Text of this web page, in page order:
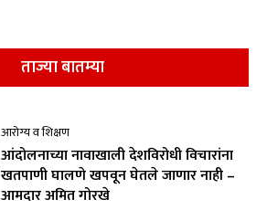
ताज्या बातम्या
आरोग्य व शिक्षण
आंदोलनाच्या नावाखाली देशविरोधी विचारांना
खतपाणी घालणे खपवून घेतले जाणार नाही –
आमदार अमित गोरखे